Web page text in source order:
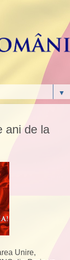
▼
ani de la
Unire,